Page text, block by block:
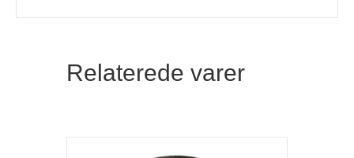
Relaterede varer